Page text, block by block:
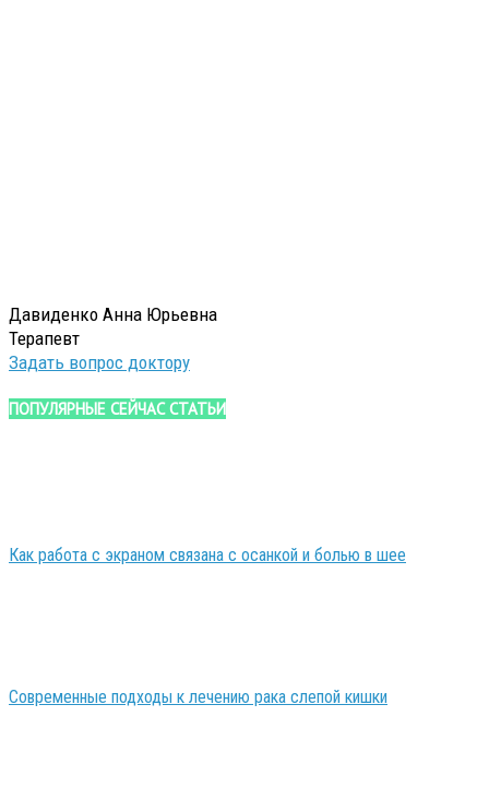
Давиденко Анна Юрьевна
Терапевт
Задать вопрос доктору
ПОПУЛЯРНЫЕ СЕЙЧАС СТАТЬИ
Как работа с экраном связана с осанкой и болью в шее
Современные подходы к лечению рака слепой кишки